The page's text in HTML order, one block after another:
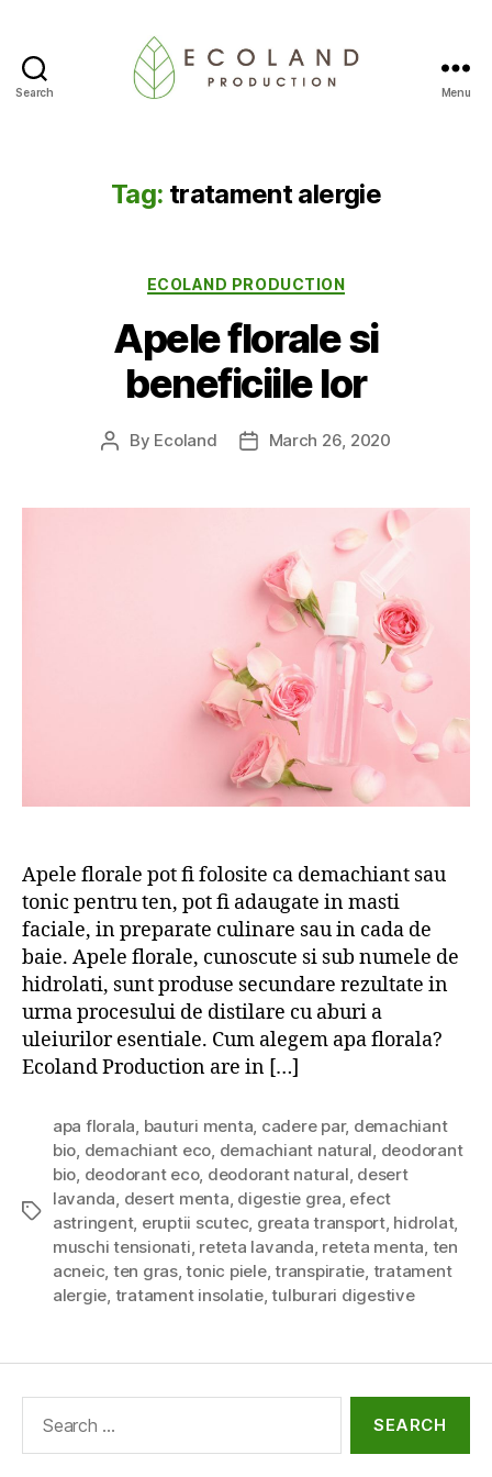
Search
Blog
Menu
Tag: tratament alergie
Categories
ECOLAND PRODUCTION
Apele florale si
beneficiile lor
Post
By Ecoland
PostMarch 26, 2020
Apele florale pot fi folosite ca demachiant sau
tonic pentru ten, pot fi adaugate in masti
faciale, in preparate culinare sau in cada de
baie. Apele florale, cunoscute si sub numele de
hidrolati, sunt produse secundare rezultate in
urma procesului de distilare cu aburi a
uleiurilor esentiale. Cum alegem apa florala?
Ecoland Production are in […]
Tags
apa florala, bauturi menta, cadere par, demachiant
bio, demachiant eco, demachiant natural, deodorant
bio, deodorant eco, deodorant natural, desert
lavanda, desert menta, digestie grea, efect
astringent, eruptii scutec, greata transport, hidrolat,
muschi tensionati, reteta lavanda, reteta menta, ten
acneic, ten gras,tonic piele,transpiratie, tratament
alergie, tratament insolatie,tulburari digestive